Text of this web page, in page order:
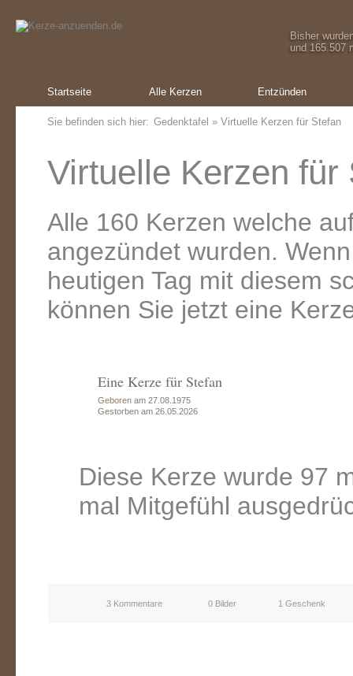
Bisher
und 165.507
Startseite Alle Kerzen Entzünden
Sie befinden sich hier: Gedenktafel » Virtuelle Kerzen für Stefan
Virtuelle Kerzen für
Alle 160 Kerzen welche
angezündet wurden.
heutigen Tag mit diesem
können Sie jetzt eine
Eine Kerze für Stefan
Geboren am 27.08.1975
Gestorben am 26.05.2026
Diese Kerze wurde 97
mal Mitgefühl
3 Kommentare 0 Bilder 1 Geschenk